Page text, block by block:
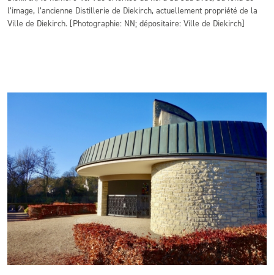
l’image, l’ancienne Distillerie de Diekirch, actuellement propriété de la
Ville de Diekirch. [Photographie: NN; dépositaire: Ville de Diekirch]